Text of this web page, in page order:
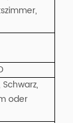
oder